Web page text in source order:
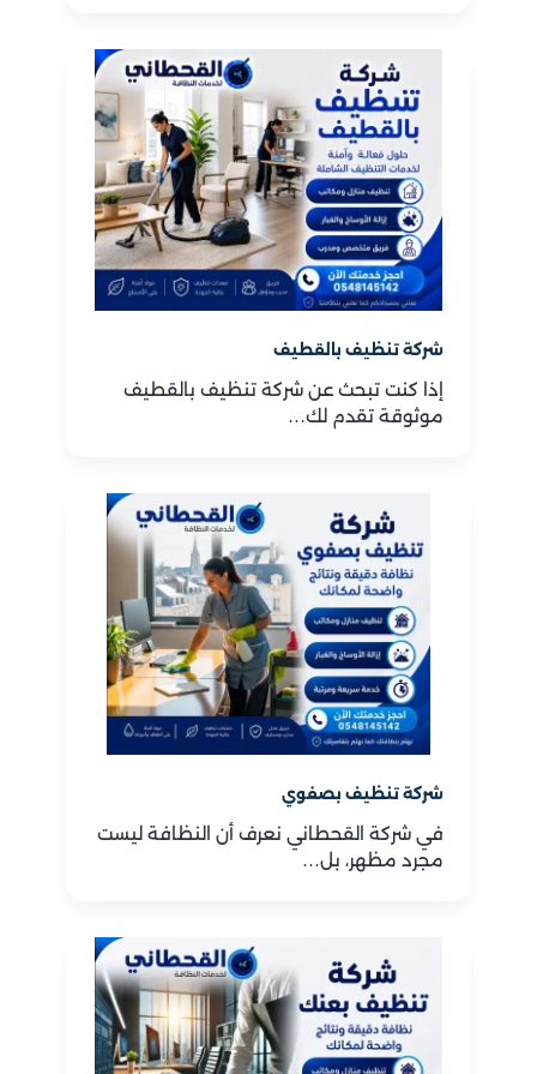
شركة تنظيف بالقطيف
إذا كنت تبحث عن شركة تنظيف بالقطيف
موثوقة تقدم لك…
شركة تنظيف بصفوي
في شركة القحطاني نعرف أن النظافة ليست
مجرد مظهر، بل…